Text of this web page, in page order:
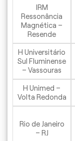
IRM
Ressonância
Magnética –
Resende
H Universitário
Sul Fluminense
– Vassouras
H Unimed –
Volta Redonda
Rio de Janeiro
– RJ